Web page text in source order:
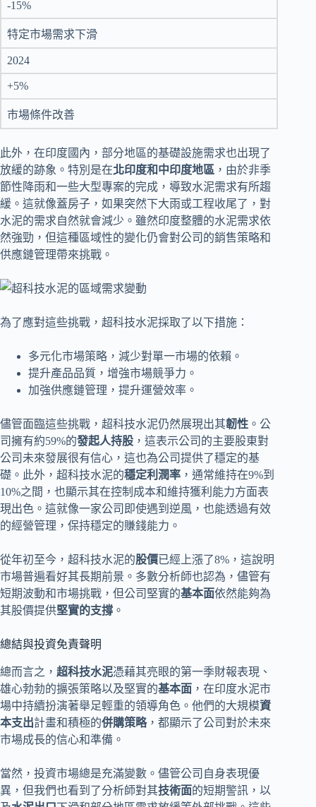
-15%
特定市場需求下滑
2024
+5%
市場條件改善
此外，在印度國內，部分地區的基礎設施需求也出現了
放緩的跡象。特別是在北印度和中印度地區 ，由於非季
節性降雨和一些大型專案的完成，導致水泥需求有所趨
緩。這就像蓋房子，如果突然下大雨或工程收尾了，對
水泥的需求自然就會減少。雖然印度整體的水泥需求依
然強勁，但這種區域性的變化仍會對公司的銷售策略和
供應鏈管理帶來挑戰。
為了應對這些挑戰，超科技水泥採取了以下措施：
多元化市場策略，減少對單一市場的依賴。
提升產品品質，增強市場競爭力。
加強供應鏈管理，提升運營效率。
儘管面臨這些挑戰，超科技水泥仍然展現出其韌性 。公
司擁有約59%的發起人持股 ，這表示公司的主要股東對
公司未來發展很有信心，這也為公司提供了穩定的基
礎。此外，超科技水泥的穩定利潤率 ，通常維持在9%到
10%之間，也顯示其在控制成本和維持獲利能力方面表
現出色。這就像一家公司即使遇到逆風，也能透過有效
的經營管理，保持穩定的賺錢能力。
從年初至今，超科技水泥的股價已經上漲了8%，這說明
市場普遍看好其長期前景。多數分析師也認為，儘管有
短期波動和市場挑戰，但公司堅實的基本面依然能夠為
其股價提供堅實的支撐 。
總結與投資免責聲明
總而言之， 超科技水泥憑藉其亮眼的第一季財報表現、
雄心勃勃的擴張策略以及堅實的基本面 ，在印度水泥市
場中持續扮演著舉足輕重的領導角色。他們的大規模資
本支出計畫和積極的併購策略，都顯示了公司對於未來
市場成長的信心和準備。
當然，投資市場總是充滿變數。儘管公司自身表現優
異，但我們也看到了分析師對其技術面的短期警訊，以